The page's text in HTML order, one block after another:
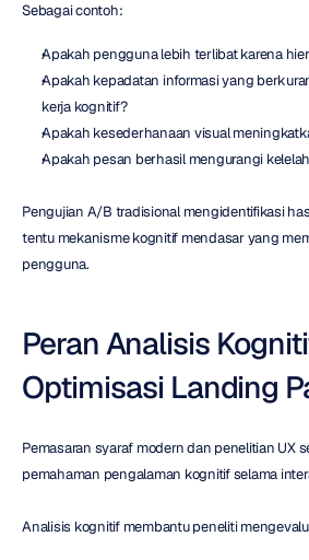
Sebagai contoh:
Apakah pengguna lebih terlibat karena
Apakah kepadatan informasi yang
kerja kognitif?
Apakah kesederhanaan visual
Apakah pesan berhasil mengurangi
Pengujian A/B tradisional mengidentifikasi
tentu mekanisme kognitif mendasar yang
pengguna.
Peran Analisis
Optimisasi Landing
Pemasaran syaraf modern dan penelitian UX
pemahaman pengalaman kognitif selama
Analisis kognitif membantu peneliti